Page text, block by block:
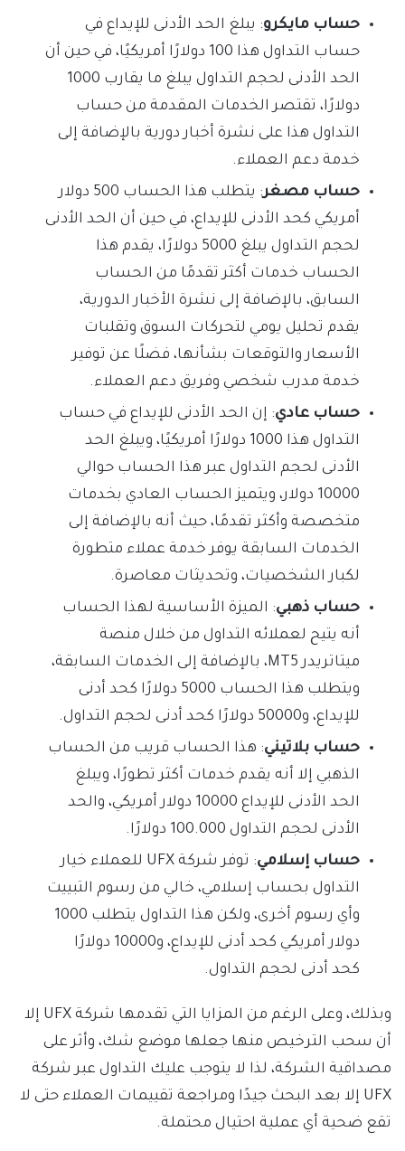
حساب مايكرو: يبلغ الحد الأدنى للإيداع في
حساب التداول هذا 100 دولارًا أمريكيًا، في حين أن
الحد الأدنى لحجم التداول يبلغ ما يقارب 1000
دولارًا، تقتصر الخدمات المقدمة من حساب
التداول هذا على نشرة أخبار دورية بالإضافة إلى
خدمة دعم العملاء.
حساب مصغر
: يتطلب هذا الحساب 500 دولار
أمريكي كحد الأدنى للإيداع، في حين أن الحد الأدنى
لحجم التداول يبلغ 5000 دولارًا، يقدم هذا
الحساب خدمات أكثر تقدمًا من الحساب
السابق، بالإضافة إلى نشرة الأخبار الدورية،
يقدم تحليل يومي لتحركات السوق وتقلبات
الأسعار والتوقعات بشأنها، فضلًا عن توفير
خدمة مدرب شخصي وفريق دعم العملاء.
حساب عادي: إن الحد الأدنى للإيداع في حساب
التداول هذا 1000 دولارًا أمريكيًا، ويبلغ الحد
الأدنى لحجم التداول عبر هذا الحساب حوالي
10000 دولار، ويتميز الحساب العادي بخدمات
متخصصة وأكثر تقدمًا، حيث أنه بالإضافة إلى
الخدمات السابقة يوفر خدمة عملاء متطورة
لكبار الشخصيات، وتحديثات معاصرة.
حساب ذهبي: الميزة الأساسية لهذا الحساب
أنه يتيح لعملائه التداول من خلال منصة
ميتاتريدر MT5، بالإضافة إلى الخدمات السابقة،
ويتطلب هذا الحساب 5000 دولارًا كحد أدنى
للإيداع، و50000 دولارًا كحد أدنى لحجم التداول.
حساب بلاتيني: هذا الحساب قريب من الحساب
الذهبي إلا أنه يقدم خدمات أكثر تطورًا، ويبلغ
الحد الأدنى للإيداع 10000 دولار أمريكي، والحد
الأدنى لحجم التداول 100.000 دولارًا.
حساب إسلامي
: توفر شركة UFX للعملاء خيار
التداول بحساب إسلامي، خالي من رسوم التبييت
وأي رسوم أخرى، ولكن هذا التداول يتطلب 1000
دولار أمريكي كحد أدنى للإيداع، و10000 دولارًا
كحد أدنى لحجم التداول.
وبذلك، وعلى الرغم من المزايا التي تقدمها شركة UFX إلا
أن سحب الترخيص منها جعلها موضع شك، وأثر على
مصداقية الشركة، لذا لا يتوجب عليك التداول عبر شركة
UFX إلا بعد البحث جيدًا ومراجعة تقييمات العملاء حتى لا
تقع ضحية أي عملية احتيال محتملة.